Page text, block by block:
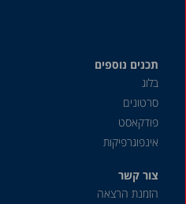
תכנים נוספים
בלוג
סרטונים
פודקאסט
אינפוגרפיקות
צור קשר
הזמנת הרצאה